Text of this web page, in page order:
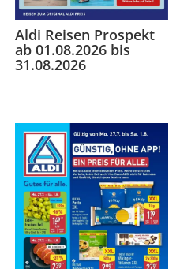
Aldi Reisen Prospekt
ab 01.08.2026 bis
31.08.2026